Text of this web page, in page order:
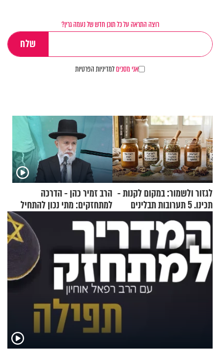
רוצה התראה על כל תוכן חדש של נעמה גרין?
אני מסכיםלמדיניות הפרטיות
לגזור ולשמור: במקום לקנות -
תכינו. 5 תערובות תבלינים
שמתאימות להכל
הרב זמיר כהן - הדרכה
למתחזקים: מתי נכון להתחיל
עם לבישת הציצית?